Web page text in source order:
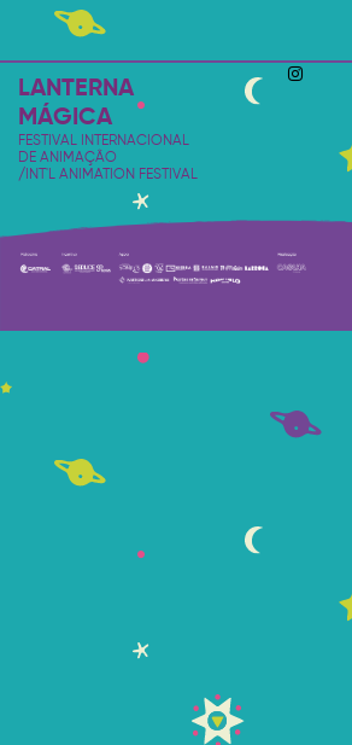
LANTERNA
MÁGICA
FESTIVAL INTERNACIONAL
DE ANIMAÇÃO
/INT'L ANIMATION FESTIVAL